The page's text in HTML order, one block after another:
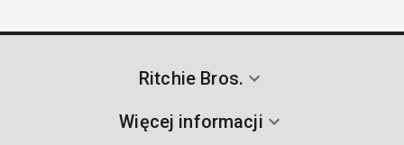
Ritchie Bros.
Więcej informacji